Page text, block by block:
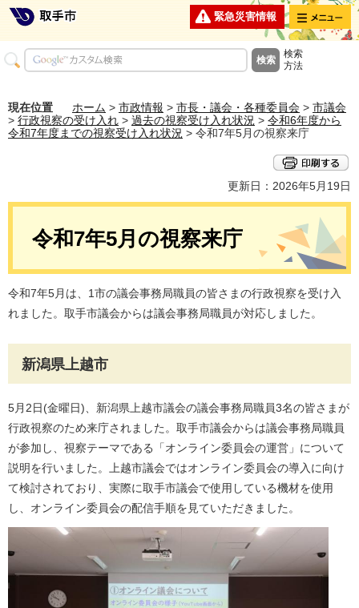
緊急災害情報 メニュー
検索
方法
現在位置 ホーム > 市政情報 > 市長・議会・各種委員会 > 市議会
> 行政視察の受け入れ > 過去の視察受け入れ状況 > 令和6年度から
令和7年度までの視察受け入れ状況 > 令和7年5月の視察来庁
更新日：2026年5月19日
令和7年5月の視察来庁
令和7年5月は、1市の議会事務局職員の皆さまの行政視察を受け入
れました。取手市議会からは議会事務局職員が対応しました。
新潟県上越市
5月2日(金曜日)、新潟県上越市議会の議会事務局職員3名の皆さまが
行政視察のため来庁されました。取手市議会からは議会事務局職員
が参加し、視察テーマである「オンライン委員会の運営」について
説明を行いました。上越市議会ではオンライン委員会の導入に向け
て検討されており、実際に取手市議会で使用している機材を使用
し、オンライン委員会の配信手順を見ていただきました。